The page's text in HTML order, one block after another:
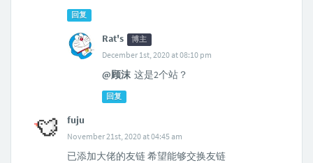
回复
Rat's 博主
December 1st, 2020 at 08:10 pm
@顾沫 这是2个站？
回复
fuju
November 21st, 2020 at 04:45 am
已添加大佬的友链 希望能够交换友链